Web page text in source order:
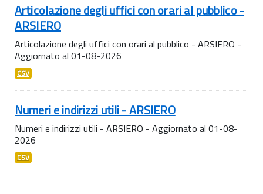
Articolazione degli uffici con orari al pubblico -
ARSIERO
Articolazione degli uffici con orari al pubblico - ARSIERO -
Aggiornato al 01-08-2026
CSV
Numeri e indirizzi utili - ARSIERO
Numeri e indirizzi utili - ARSIERO - Aggiornato al 01-08-
2026
CSV